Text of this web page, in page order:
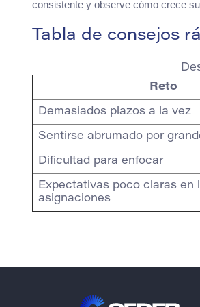
consistente y observe cómo crece
Tabla de consejos
Reto
Demasiados plazos a la vez
Sentirse abrumado por
Dificultad para enfocar
Expectativas poco claras en
asignaciones